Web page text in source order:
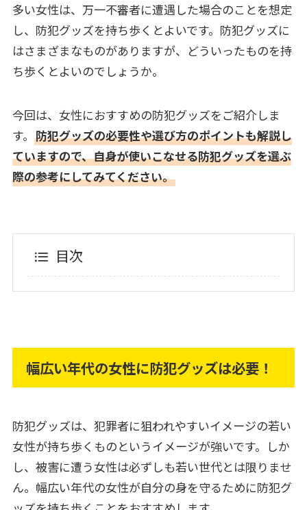
多い女性は、万一不審者に遭遇した場合のことを想定
し、防犯グッズを持ち歩くとよいです。防犯グッズに
はさまざまなものがありますが、どういったものを持
ち歩くとよいのでしょうか。
今回は、女性におすすめの防犯グッズをご紹介しま
す。 防犯グッズの必要性や選び方のポイントも解説し
ていますので、自身が使いこなせる防犯グッズを選ぶ
際の参考にしてみてください。
目次
幅広い年代の女性に防犯グッズは必要！
防犯グッズは、犯罪者に狙われやすいイメージの若い
女性が持ち歩くものというイメージが強いです。しか
し、被害に遭う女性は必ずしも若い世代とは限りませ
ん。幅広い年代の女性が自分の身を守るために防犯グ